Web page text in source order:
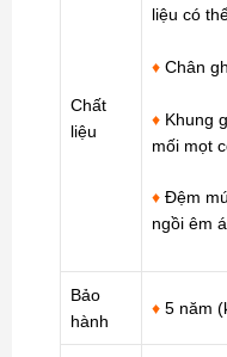
Chất
liệu
liệu có
♦ Chân
♦ Khung
mối mọt
♦ Đệm
ngồi êm
Bảo
hành
♦ 5 năm